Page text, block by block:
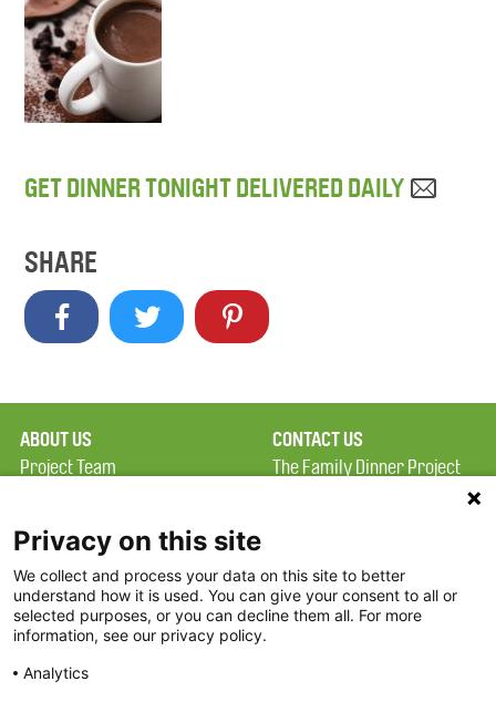
GET DINNER TONIGHT DELIVERED DAILY
SHARE
ABOUT US
Project Team
Terms of Use
FAQ
FDP in the News
Partners
CONTACT US
The Family Dinner Project
Square, Suite 900
Boston, MA 02114
Privacy on this site
We collect and process your data on this site to better
understand how it is used. You can give your consent to all or
selected purposes, or you can decline them all. For more
information, see our privacy policy.
Analytics